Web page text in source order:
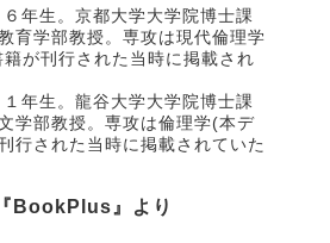
年生。京都大学大学院博士課
育学部教授。専攻は現代倫理学
が刊行された当時に掲載され
年生。龍谷大学大学院博士課
学部教授。専攻は倫理学(本デ
行された当時に掲載されていた
BookPlus』より